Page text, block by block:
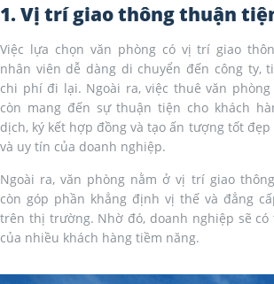
1. Vị trí giao thông thuận
Việc lựa chọn văn phòng có vị trí giao
nhân viên dễ dàng di chuyển đến công ty,
chi phí đi lại. Ngoài ra, việc thuê văn
còn mang đến sự thuận tiện cho khách
dịch, ký kết hợp đồng và tạo ấn tượng tốt
và uy tín của doanh nghiệp.
Ngoài ra, văn phòng nằm ở vị trí giao
còn góp phần khẳng định vị thế và đẳng
trên thị trường. Nhờ đó, doanh nghiệp sẽ
của nhiều khách hàng tiềm năng.